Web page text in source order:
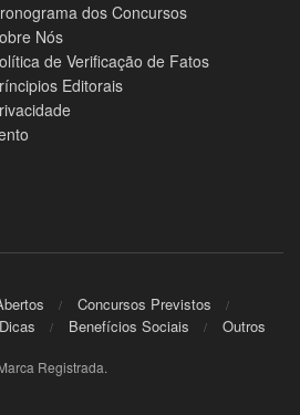
dos Concursos
Nós
de Verificação de Fatos
Editorais
Concursos Previstos
Dicas Benefícios Sociais Outros
Registrada.